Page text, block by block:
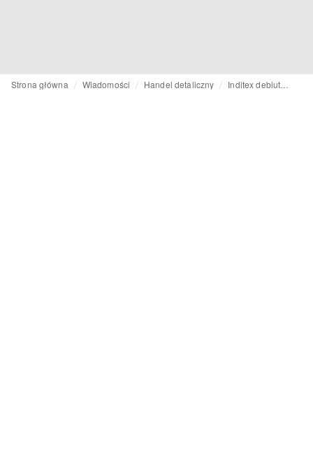
Strona główna Wiadomości Handel detaliczny